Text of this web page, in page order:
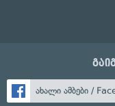
ახალი ამბები /